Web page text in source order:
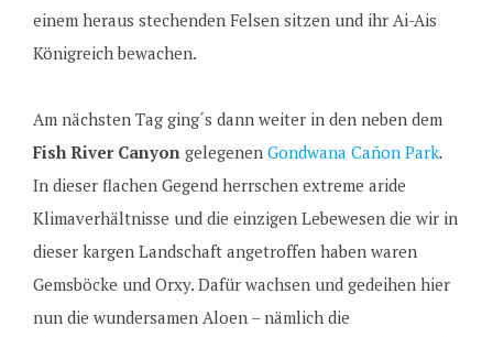
einem heraus stechenden Felsen sitzen und ihr Ai-Ais
Königreich bewachen.
Am nächsten Tag ging´s dann weiter in den neben dem
Fish River Canyon gelegenen Gondwana Cañon Park.
In dieser flachen Gegend herrschen extreme aride
Klimaverhältnisse und die einzigen Lebewesen die wir in
dieser kargen Landschaft angetroffen haben waren
Gemsböcke und Orxy. Dafür wachsen und gedeihen hier
nun die wundersamen Aloen – nämlich die